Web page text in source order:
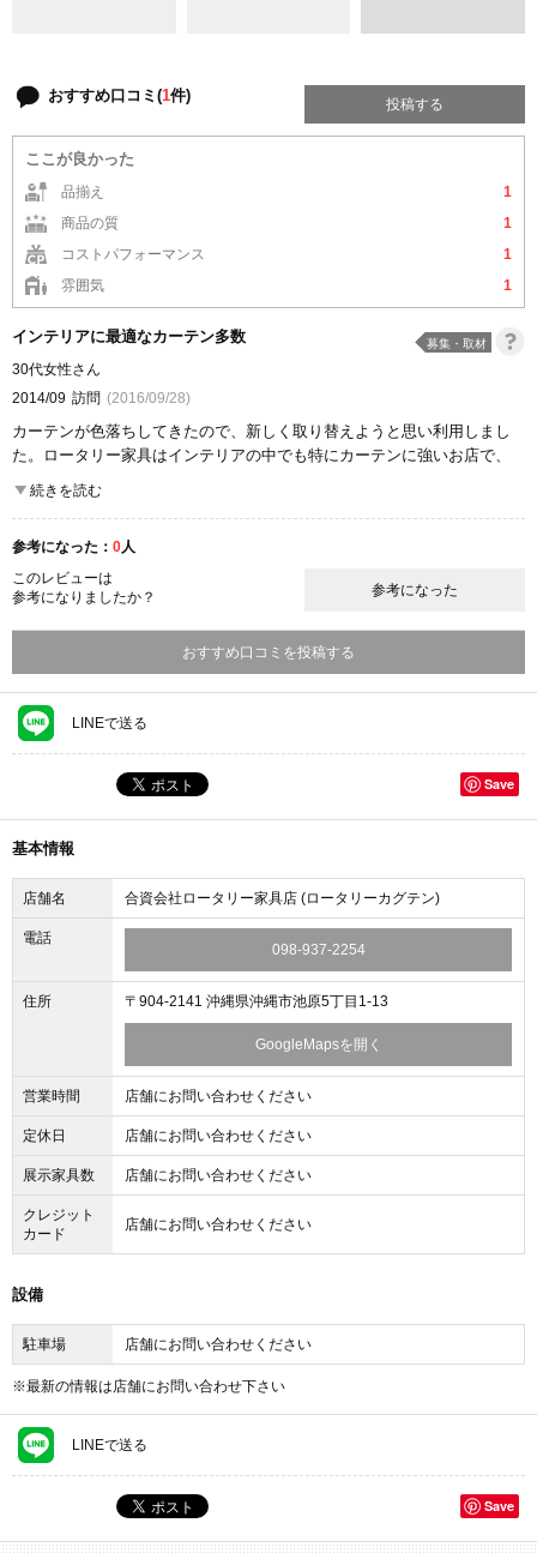
おすすめ口コミ(1件) 投稿する
ここが良かった
品揃え
1
商品の質
1
コストパフォーマンス
1
雰囲気
1
インテリアに最適なカーテン多数 募集・取材
30代女性さん
2014/09 訪問 (2016/09/28)
カーテンが色落ちしてきたので、新しく取り替えようと思い利用しまし
た。ロータリー家具はインテリアの中でも特にカーテンに強いお店で、
100種類近くものカーテンサンプルを閲覧する事ができました。デザイン
はクラシックなものから、モダンなデザインまで様々で、好みや気分に
長い時間いても疲れを感じませんでしたし、快適なショッピングを楽し
む事ができました。価格については、素材とデザインによってまちまち
ですが、総じて安い傾向にありますから、気楽に利用する事ができるお
ここが良かった
品揃え
商品の質 コストパフォーマンス 雰囲気
続きを読む
参考になった： 0人
このレビューは
参考になりましたか？
参考になった
おすすめ口コミを投稿する
LINEで送る
Save
基本情報
店舗名 合資会社ロータリー家具店 (ロータリーカグテン)
電話
098-937-2254
住所 〒904-2141 沖縄県沖縄市池原5丁目1-13
GoogleMapsを開く
営業時間 店舗にお問い合わせください
定休日 店舗にお問い合わせください
展示家具数 店舗にお問い合わせください
クレジット
カード
店舗にお問い合わせください
設備
駐車場 店舗にお問い合わせください
※最新の情報は店舗にお問い合わせ下さい
LINEで送る
Save